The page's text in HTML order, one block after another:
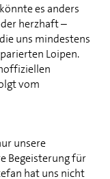
es anders
herzhaft –
uns mindestens
Loipen.
vom
unsere
Begeisterung für
hat uns nicht